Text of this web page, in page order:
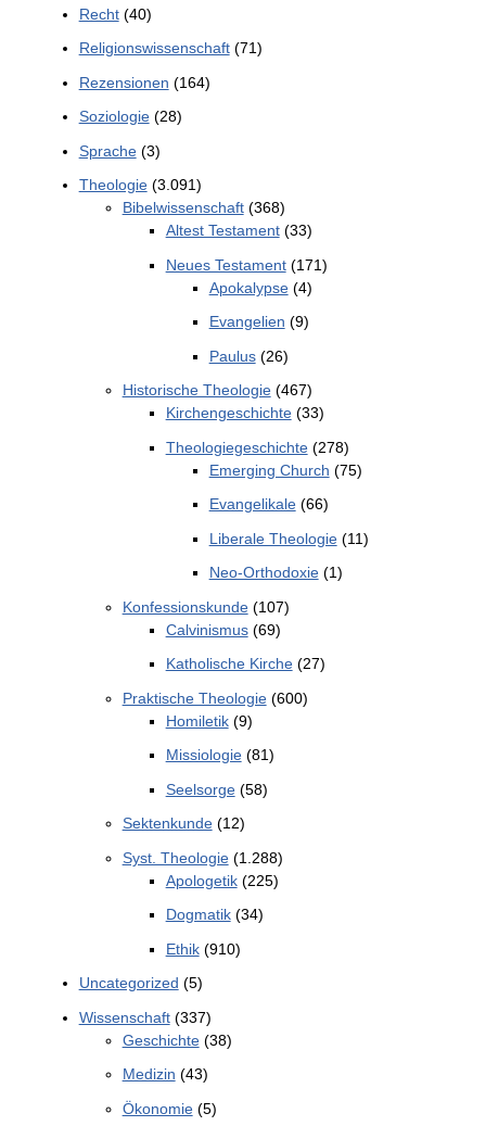
Recht(40)
Religionswissenschaft(71)
Rezensionen (164)
Soziologie(28)
Sprache(3)
Theologie(3.091)
Bibelwissenschaft(368)
Altest Testament(33)
Neues Testament(171)
Apokalypse(4)
Evangelien (9)
Paulus(26)
Historische Theologie(467)
Kirchengeschichte(33)
Theologiegeschichte(278)
Emerging Church (75)
Evangelikale(66)
Liberale Theologie(11)
Neo-Orthodoxie(1)
Konfessionskunde(107)
Calvinismus(69)
Katholische Kirche(27)
Praktische Theologie(600)
Homiletik(9)
Missiologie(81)
Seelsorge(58)
Sektenkunde(12)
Syst. Theologie(1.288)
Apologetik(225)
Dogmatik(34)
Ethik(910)
Uncategorized (5)
Wissenschaft(337)
Geschichte(38)
Medizin (43)
Ökonomie(5)